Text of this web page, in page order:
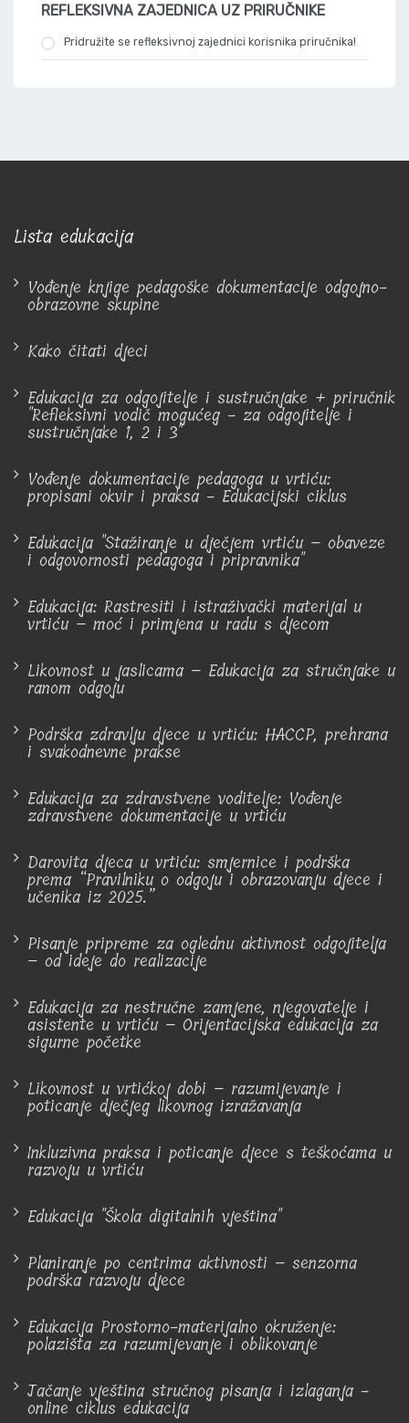
REFLEKSIVNA ZAJEDNICA UZ PRIRUČNIKE
Pridružite se refleksivnoj zajednici korisnika priručnika!
Lista edukacija
Vođenje knjige pedagoške dokumentacije odgojno-
obrazovne skupine
Kako čitati djeci
Edukacija za odgojitelje i sustručnjake + priručnik
"Refleksivni vodič mogućeg - za odgojitelje i
sustručnjake 1, 2 i 3"
Vođenje dokumentacije pedagoga u vrtiću:
propisani okvir i praksa - Edukacijski ciklus
Edukacija "Stažiranje u dječjem vrtiću – obaveze
i odgovornosti pedagoga i pripravnika"
Edukacija: Rastresiti i istraživački materijal u
vrtiću – moć i primjena u radu s djecom
Likovnost u jaslicama – Edukacija za stručnjake u
ranom odgoju
Podrška zdravlju djece u vrtiću: HACCP, prehrana
i svakodnevne prakse
Edukacija za zdravstvene voditelje: Vođenje
zdravstvene dokumentacije u vrtiću
Darovita djeca u vrtiću: smjernice i podrška
prema “Pravilniku o odgoju i obrazovanju djece i
učenika iz 2025.”
Pisanje pripreme za oglednu aktivnost odgojitelja
– od ideje do realizacije
Edukacija za nestručne zamjene, njegovatelje i
asistente u vrtiću – Orijentacijska edukacija za
sigurne početke
Likovnost u vrtićkoj dobi – razumijevanje i
poticanje dječjeg likovnog izražavanja
Inkluzivna praksa i poticanje djece s teškoćama u
razvoju u vrtiću
Edukacija "Škola digitalnih vještina"
Planiranje po centrima aktivnosti – senzorna
podrška razvoju djece
Edukacija Prostorno-materijalno okruženje:
polazišta za razumijevanje i oblikovanje
Jačanje vještina stručnog pisanja i izlaganja -
online ciklus edukacija